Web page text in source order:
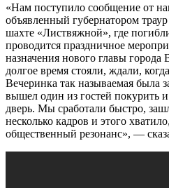
«Нам поступило сообщение от
объявленный губернатором
шахте «Листвяжной», где
проводится праздничное
назначения нового главы
долгое время стояли, ждали,
Вечеринка так называемая была
вышел один из гостей покурить
дверь. Мы сработали быстро,
несколько кадров и этого
общественный резонанс», —